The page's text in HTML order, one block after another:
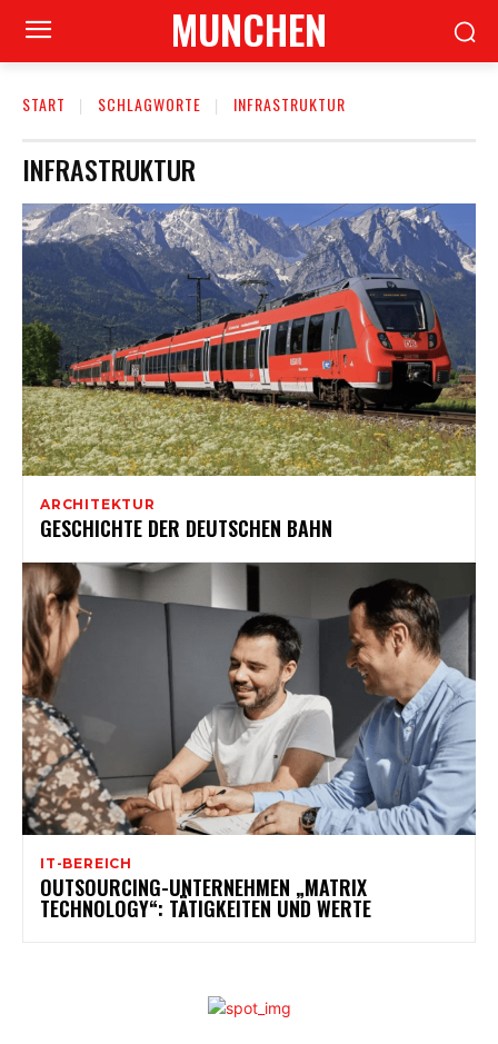
MUNCHEN
START SCHLAGWORTE INFRASTRUKTUR
INFRASTRUKTUR
ARCHITEKTUR
GESCHICHTE DER DEUTSCHEN BAHN
IT-BEREICH
OUTSOURCING-UNTERNEHMEN „MATRIX
TECHNOLOGY“: TÄTIGKEITEN UND WERTE